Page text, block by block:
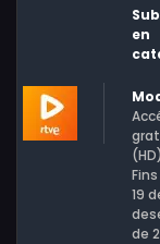
en
(HD)
19
de